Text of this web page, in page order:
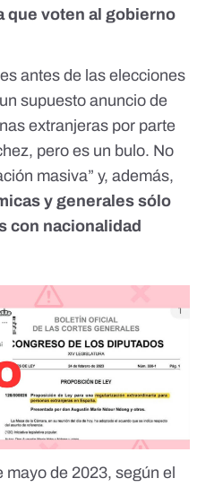
que voten al gobierno
antes de las elecciones
supuesto anuncio de
extranjeras por parte
pero es un bulo. No
masiva” y, además,
y generales sólo
con nacionalidad
mayo de 2023, según el